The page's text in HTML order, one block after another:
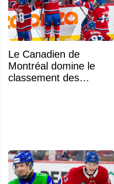
Le Canadien de
Montréal domine le
classement des